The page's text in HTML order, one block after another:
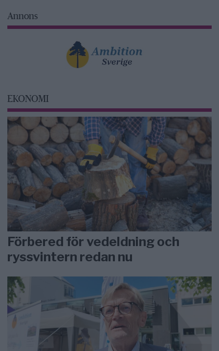
Annons
EKONOMI
Förbered för vedeldning och
ryssvintern redan nu